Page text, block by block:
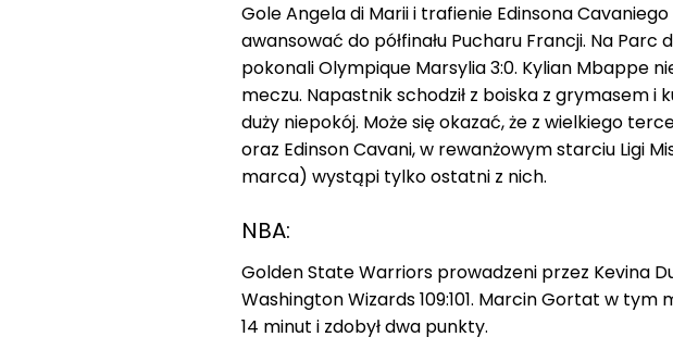
Gole Angela di Marii i trafienie Edinsona
awansować do półfinału Pucharu Francji. Na Parc
pokonali Olympique Marsylia 3:0. Kylian Mbappe
meczu. Napastnik schodził z boiska z grymasem i
duży niepokój. Może się okazać, że z wielkiego
oraz Edinson Cavani, w rewanżowym starciu Ligi
marca) wystąpi tylko ostatni z nich.
NBA:
Golden State Warriors prowadzeni przez Kevina
Washington Wizards 109:101. Marcin Gortat w tym
14 minut i zdobył dwa punkty.